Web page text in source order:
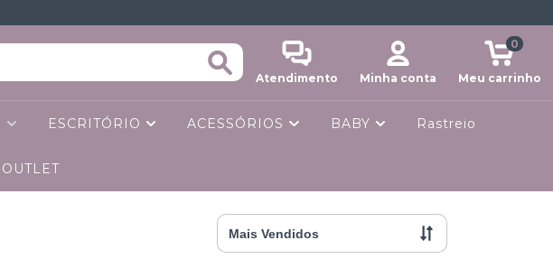
Atendimento Minha conta Meu carrinho
0
ESCRITÓRIO ACESSÓRIOS BABY Rastreio
OUTLET